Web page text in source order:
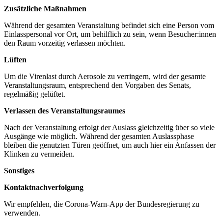
Zusätzliche Maßnahmen
Während der gesamten Veranstaltung befindet sich eine Person vom
Einlasspersonal vor Ort, um behilflich zu sein, wenn Besucher:innen
den Raum vorzeitig verlassen möchten.
Lüften
Um die Virenlast durch Aerosole zu verringern, wird der gesamte
Veranstaltungsraum, entsprechend den Vorgaben des Senats,
regelmäßig gelüftet.
Verlassen des Veranstaltungsraumes
Nach der Veranstaltung erfolgt der Auslass gleichzeitig über so viele
Ausgänge wie möglich. Während der gesamten Auslassphase
bleiben die genutzten Türen geöffnet, um auch hier ein Anfassen der
Klinken zu vermeiden.
Sonstiges
Kontaktnachverfolgung
Wir empfehlen, die Corona-Warn-App der Bundesregierung zu
verwenden.